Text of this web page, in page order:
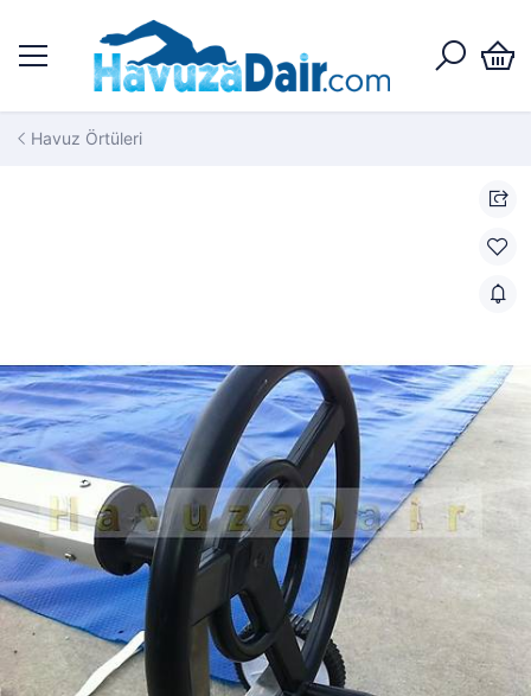
Havuz Örtüleri